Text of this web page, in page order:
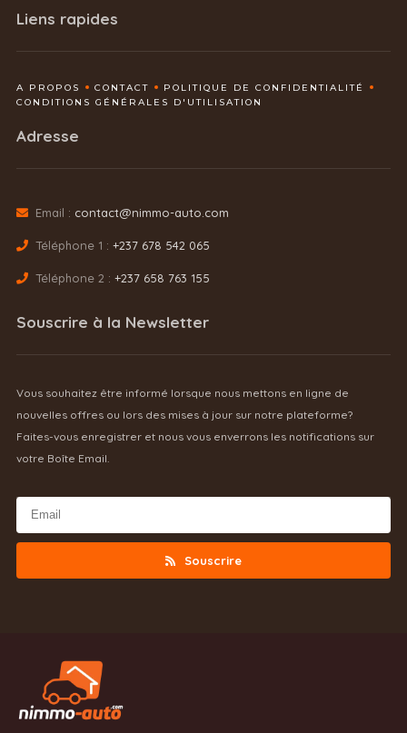
Liens rapides
A PROPOS CONTACT
POLITIQUE DE CONFIDENTIALITÉ
CONDITIONS GÉNÉRALES D'UTILISATION
Adresse
Email : contact@nimmo-auto.com
Téléphone 1 : +237 678 542 065
Téléphone 2 : +237 658 763 155
Souscrire à la Newsletter
Vous souhaitez être informé lorsque nous mettons en ligne de
nouvelles offres ou lors des mises à jour sur notre plateforme?
Faites-vous enregistrer et nous vous enverrons les notifications sur
votre Boîte Email.
Souscrire